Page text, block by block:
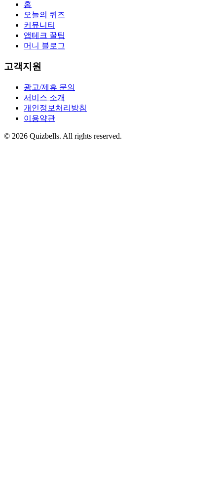
홈
오늘의 퀴즈
커뮤니티
앱테크 꿀팁
머니 블로그
고객지원
광고/제휴 문의
서비스 소개
개인정보처리방침
이용약관
© 2026 Quizbells. All rights reserved.